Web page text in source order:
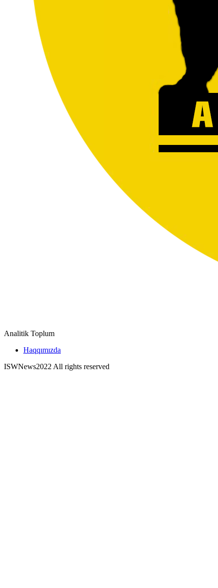
Analitik Toplum
Haqqımızda
ISWNews2022 All rights reserved